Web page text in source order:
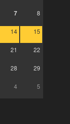
7 8
14 15
21 22
28 29
4 5